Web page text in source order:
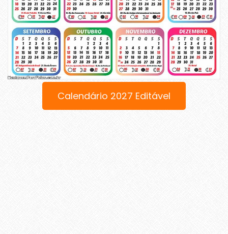
Calendário 2027 Editável